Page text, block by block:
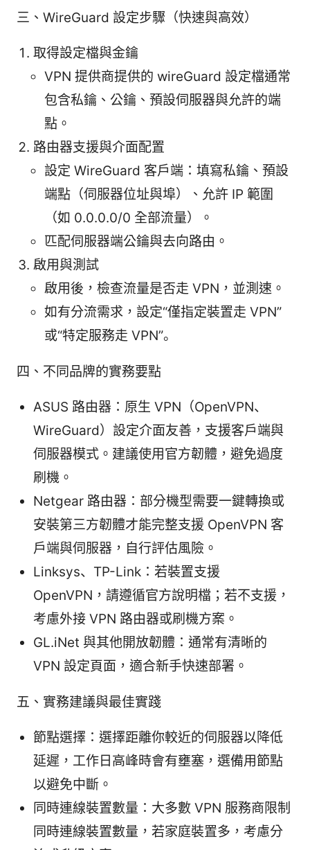
三、WireGuard 設定步驟（快速與高效）
取得設定檔與金鑰
VPN 提供商提供的 wireGuard 設定檔通常
包含私鑰、公鑰、預設伺服器與允許的端
點。
路由器支援與介面配置
設定 WireGuard 客戶端：填寫私鑰、預設
端點（伺服器位址與埠）、允許 IP 範圍
（如 0.0.0.0/0 全部流量）。
匹配伺服器端公鑰與去向路由。
啟用與測試
啟用後，檢查流量是否走 VPN，並測速。
如有分流需求，設定“僅指定裝置走 VPN”
或“特定服務走 VPN”。
四、不同品牌的實務要點
ASUS 路由器：原生 VPN（OpenVPN、
WireGuard）設定介面友善，支援客戶端與
伺服器模式。建議使用官方韌體，避免過度
刷機。
Netgear 路由器：部分機型需要一鍵轉換或
安裝第三方韌體才能完整支援 OpenVPN 客
戶端與伺服器，自行評估風險。
Linksys、TP-Link：若裝置支援
OpenVPN，請遵循官方說明檔；若不支援，
考慮外接 VPN 路由器或刷機方案。
GL.iNet 與其他開放韌體：通常有清晰的
VPN 設定頁面，適合新手快速部署。
五、實務建議與最佳實踐
節點選擇：選擇距離你較近的伺服器以降低
延遲，工作日高峰時會有壅塞，選備用節點
以避免中斷。
同時連線裝置數量：大多數 VPN 服務商限制
同時連線裝置數量，若家庭裝置多，考慮分